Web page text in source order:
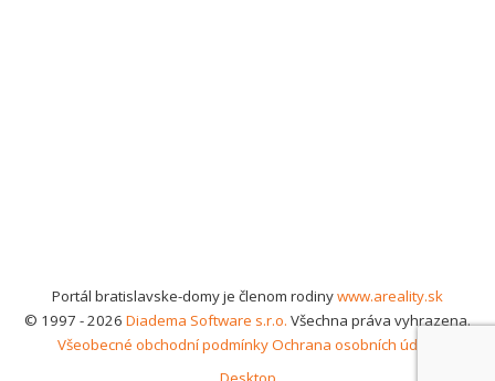
Portál bratislavske-domy je členom rodinywww.areality.sk
© 1997 - 2026 Diadema Software s.r.o. Všechna práva vyhrazena.
Všeobecné obchodní podmínkyOchrana osobních údajů